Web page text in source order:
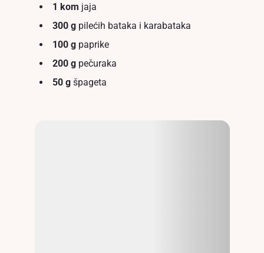
1 kom jaja
300 gpilećih bataka i karabataka
100 gpaprike
200 gpečuraka
50 gšpageta